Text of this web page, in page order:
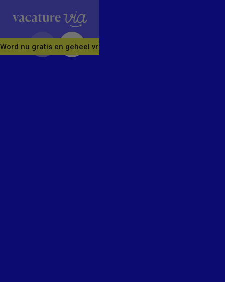
Word nu gratis en geheel vrijblijvend lid van ons Vacature Via